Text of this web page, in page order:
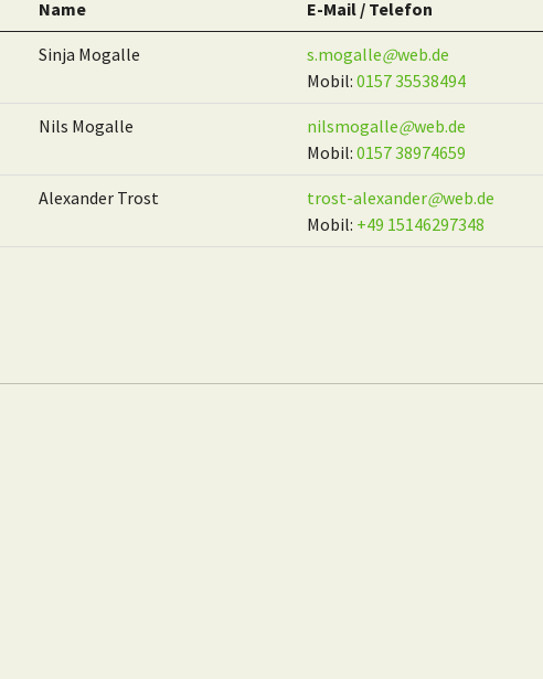
Name E-Mail / Telefon
Sinja Mogalle s.mogalle@web.de
Mobil: 0157 35538494
Nils Mogalle nilsmogalle@web.de
Mobil: 0157 38974659
Alexander Trost trost-alexander@web.de
Mobil: +49 15146297348